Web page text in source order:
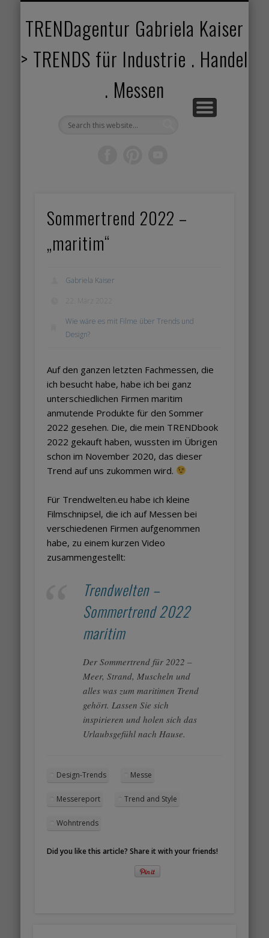
TRENDagentur Gabriela Kaiser
> TRENDS für Industrie . Handel
. Messen
Sommertrend 2022 –
„maritim“
Gabriela Kaiser
Wie wäre es mit Filme über Trends und
Design?
Auf den ganzen letzten Fachmessen, die
ich besucht habe, habe ich bei ganz
unterschiedlichen Firmen maritim
anmutende Produkte für den Sommer
2022 gesehen. Die, die mein TRENDbook
2022 gekauft haben, wussten im Übrigen
schon im November 2020, das dieser
Trend auf uns zukommen wird.
Für Trendwelten.eu habe ich kleine
Filmschnipsel, die ich auf Messen bei
verschiedenen Firmen aufgenommen
habe, zu einem kurzen Video
zusammengestellt:
Trendwelten –
Sommertrend 2022
maritim
Der Sommertrend für 2022 –
Meer, Strand, Muscheln und
alles was zum maritimen Trend
gehört. Lassen Sie sich
inspirieren und holen sich das
Urlaubsgefühl nach Hause.
Design-Trends Messe
Messereport Trend and Style
Wohntrends
Did you like this article? Share it with your friends!